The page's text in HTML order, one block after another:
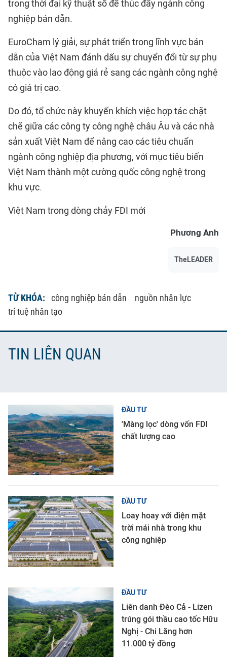
trong thời đại kỹ thuật số để thúc đẩy ngành công
nghiệp bán dẫn.
EuroCham lý giải, sự phát triển trong lĩnh vực bán
dẫn của Việt Nam đánh dấu sự chuyển đổi từ sự phụ
thuộc vào lao động giá rẻ sang các ngành công nghệ
có giá trị cao.
Do đó, tổ chức này khuyến khích việc hợp tác chặt
chẽ giữa các công ty công nghệ châu Âu và các nhà
sản xuất Việt Nam để nâng cao các tiêu chuẩn
ngành công nghiệp địa phương, với mục tiêu biến
Việt Nam thành một cường quốc công nghệ trong
khu vực.
Việt Nam trong dòng chảy FDI mới
Phương Anh
TheLEADER
TỪ KHÓA: công nghiệp bán dẫn
nguồn nhân lực
trí tuệ nhân tạo
TIN LIÊN QUAN
ĐẦU TƯ
'Màng lọc' dòng vốn FDI
chất lượng cao
ĐẦU TƯ
Loay hoay với điện mặt
trời mái nhà trong khu
công nghiệp
ĐẦU TƯ
Liên danh Đèo Cả - Lizen
trúng gói thầu cao tốc Hữu
Nghị - Chi Lăng hơn
11.000 tỷ đồng